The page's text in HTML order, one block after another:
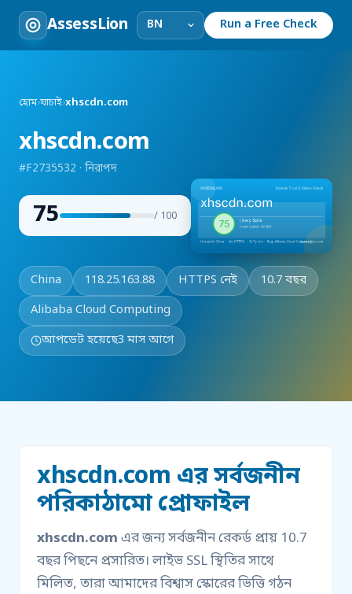
AssessLion Run a Free Check
হোম›যাচাই›xhscdn.com
xhscdn.com
#F2735532 · নিরাপদ
75 / 100
China 118.25.163.88 HTTPS নেই
10.7 বছর
Alibaba Cloud Computing
আপডেট হয়েছে3 মাস আগে
xhscdn.com এর সর্বজনীন
পরিকাঠামো প্রোফাইল
xhscdn.com এর জন্য সর্বজনীন রেকর্ড প্রায় 10.7
বছর পিছনে প্রসারিত। লাইভ SSL স্থিতির সাথে
মিলিত, তারা আমাদের বিশ্বাস স্কোরের ভিত্তি গঠন